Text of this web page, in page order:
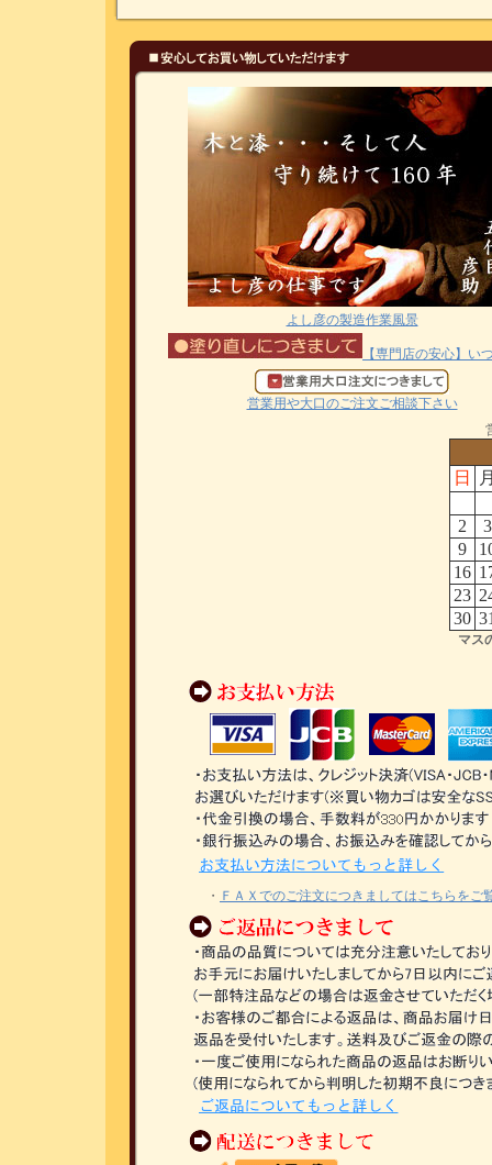
よし彦の製造作業風景
【専門店の安心】い
営業用や大口のご注文ご相談下さい
日
2
3
9
16
23
30
マス
・ ＦＡＸでのご注文につきましてはこちらをご